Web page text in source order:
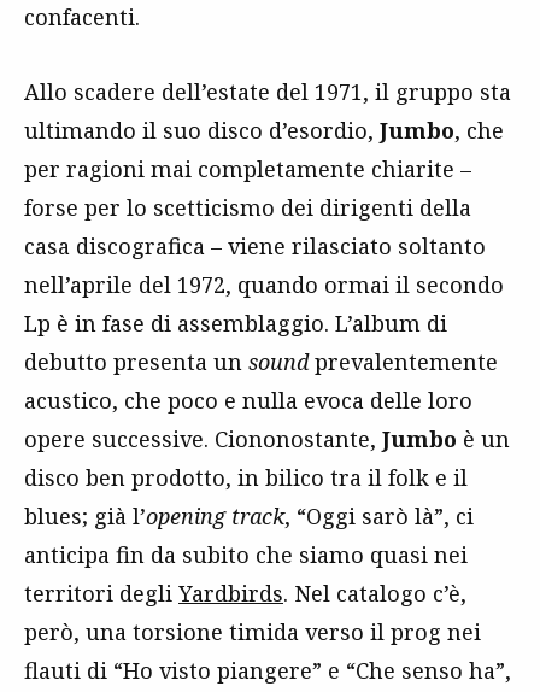
confacenti.
Allo scadere dell’estate del 1971, il gruppo sta
ultimando il suo disco d’esordio, Jumbo, che
per ragioni mai completamente chiarite –
forse per lo scetticismo dei dirigenti della
casa discografica – viene rilasciato soltanto
nell’aprile del 1972, quando ormai il secondo
Lp è in fase di assemblaggio. L’album di
debutto presenta un soundprevalentemente
acustico, che poco e nulla evoca delle loro
opere successive. Ciononostante, Jumbo è un
disco ben prodotto, in bilico tra il folk e il
blues; già l’opening track, “Oggi sarò là”, ci
anticipa fin da subito che siamo quasi nei
territori degli Yardbirds. Nel catalogo c’è,
però, una torsione timida verso il prog nei
flauti di “Ho visto piangere” e “Che senso ha”,